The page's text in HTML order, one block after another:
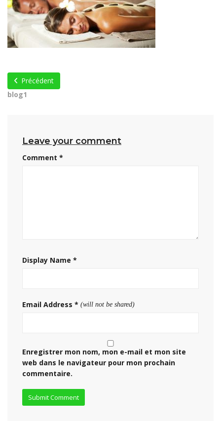
Précédent
blog1
Leave your comment
Comment *
Display Name *
Email Address * (will not be shared)
Enregistrer mon nom, mon e-mail et mon site
web dans le navigateur pour mon prochain
commentaire.